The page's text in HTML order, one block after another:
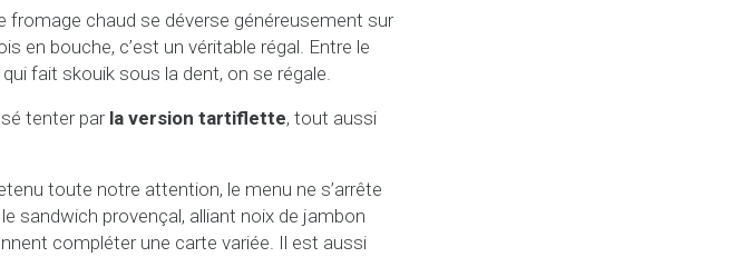
fromage chaud se déverse généreusement sur
en bouche, c’est un véritable régal. Entre le
fait skouik sous la dent, on se régale.
tenter par la version tartiflette, tout aussi
toute notre attention, le menu ne s’arrête
sandwich provençal, alliant noix de jambon
compléter une carte variée. Il est aussi